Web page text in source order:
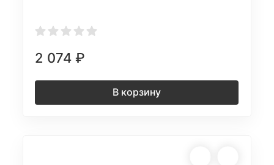
2 074₽
В корзину